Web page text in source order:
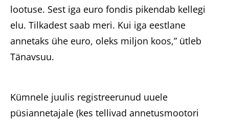
lootuse. Sest iga euro fondis pikendab kellegi
elu. Tilkadest saab meri. Kui iga eestlane
annetaks ühe euro, oleks miljon koos,” ütleb
Tänavsuu.
Kümnele juulis registreerunud uuele
püsiannetajale (kes tellivad annetusmootori